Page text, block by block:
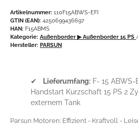
Artikelnummer: 110F15ABWS-EFI
GTIN (EAN): 4250699436697
HAN: F15ABMS
Kategorie: Außenborder▶ Außenborder 15 PS
Hersteller: PARSUN
✔ Lieferumfang: F- 15
Handstart Kurzschaft 15 PS 2
externem Tank
Parsun Motoren: Effizient - Kraftvoll -